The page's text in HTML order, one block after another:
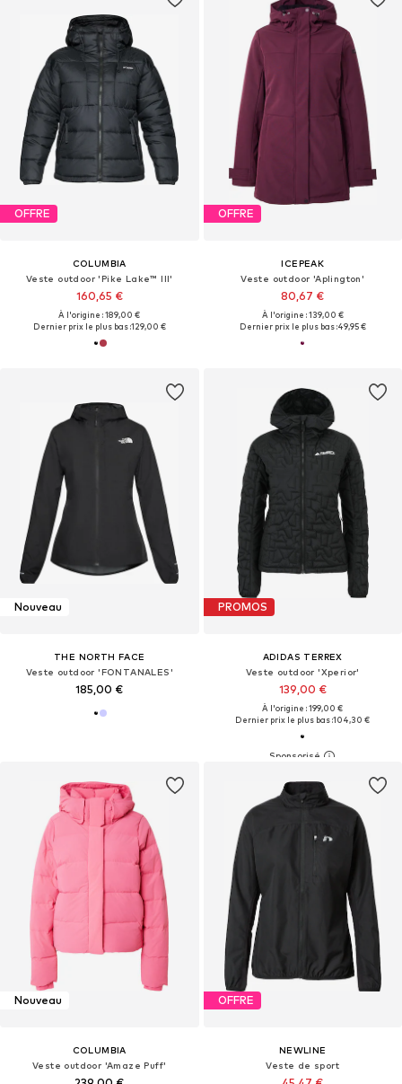
OFFRE
COLUMBIA
Veste outdoor 'Pike Lake™ III'
160,65 €
À l'origine : 189,00 €
Dernier prix le plus bas :129,00 €
OFFRE
ICEPEAK
Veste outdoor 'Aplington'
80,67 €
À l'origine : 139,00 €
Dernier prix le plus bas :49,95 €
Nouveau
THE NORTH FACE
Veste outdoor 'FONTANALES'
185,00 €
PROMOS
ADIDAS TERREX
Veste outdoor 'Xperior'
139,00 €
À l'origine : 199,00 €
Dernier prix le plus bas :104,30 €
Nouveau
COLUMBIA
Veste outdoor 'Amaze Puff'
OFFRE
NEWLINE
Veste de sport